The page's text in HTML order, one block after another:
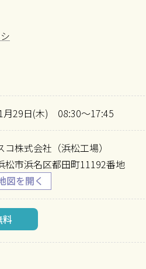
月29日(木) 08:30～17:45
コ株式会社（浜松工場）
松市浜名区都田町11192番地
料